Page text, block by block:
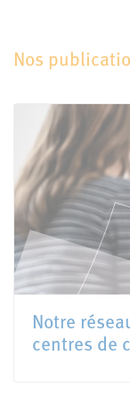
Nos
Notre
centres de